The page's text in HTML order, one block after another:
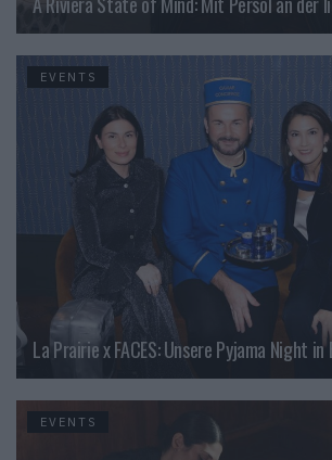
EVENTS
La Prairie x FACES: Unsere Pyjama Night in
EVENTS